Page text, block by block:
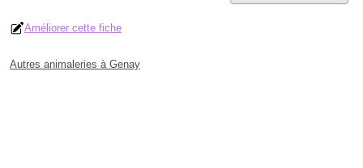
Améliorer cette fiche
Autres animaleries à Genay